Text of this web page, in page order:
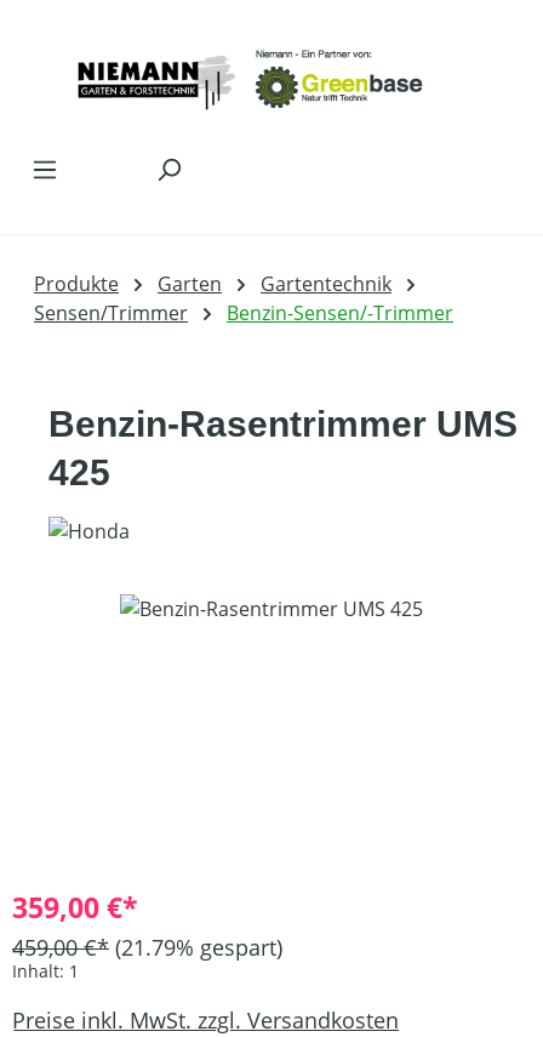
Produkte Garten
Gartentechnik
Sensen/Trimmer
Benzin-Sensen/-Trimmer
Benzin-Rasentrimmer UMS
425
Bildergalerie überspringen
359,00 €*
459,00 €* (21.79% gespart)
Inhalt: 1
Preise inkl. MwSt. zzgl. Versandkosten